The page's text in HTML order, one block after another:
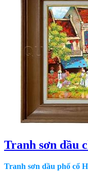
Tranh sơn dầu
Tranh sơn dầu phố cổ